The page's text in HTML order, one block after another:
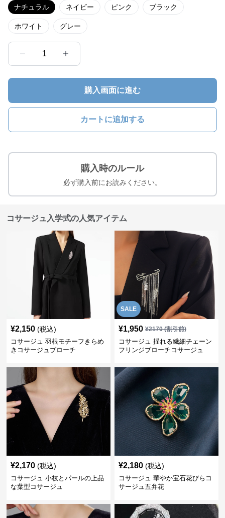
ナチュラル ネイビー ピンク ブラック
ホワイト グレー
1
購入画面に進む
カートに追加する
購入時のルール
必ず購入前にお読みください。
コサージュ入学式の人気アイテム
¥2,150 (税込)
コサージュ 羽根モチーフきらめ
きコサージュブローチ
SALE
¥1,950 ¥2170(割引前)
コサージュ 揺れる繊細チェーン
フリンジブローチコサージュ
¥2,170 (税込)
コサージュ 小枝とパールの上品
な葉型コサージュ
¥2,180 (税込)
コサージュ 華やか宝石花びらコ
サージュ五弁花